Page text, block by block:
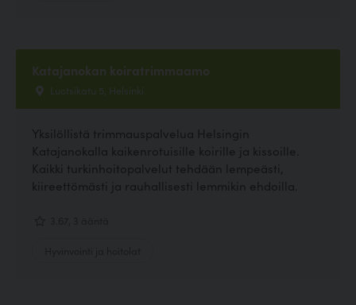
Katajanokan koiratrimmaamo
Luotsikatu 5, Helsinki
Yksilöllistä trimmauspalvelua Helsingin
Katajanokalla kaikenrotuisille koirille ja kissoille.
Kaikki turkinhoitopalvelut tehdään lempeästi,
kiireettömästi ja rauhallisesti lemmikin ehdoilla.